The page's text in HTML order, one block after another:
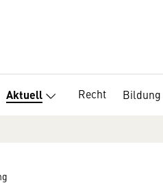
Aktuell Recht Bildung